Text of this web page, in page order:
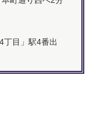
丁目」駅4番出